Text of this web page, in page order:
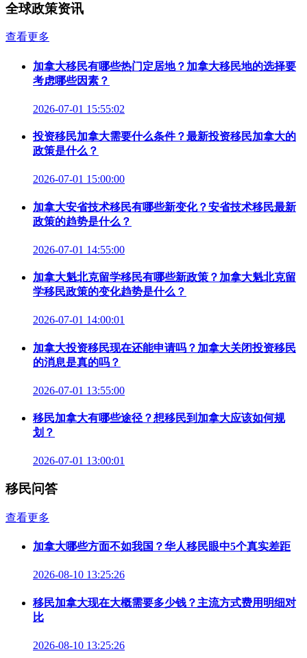
全球政策资讯
查看更多
加拿大移民有哪些热门定居地？加拿大移民地的选择要
考虑哪些因素？
2026-07-01 15:55:02
投资移民加拿大需要什么条件？最新投资移民加拿大的
政策是什么？
2026-07-01 15:00:00
加拿大安省技术移民有哪些新变化？安省技术移民最新
政策的趋势是什么？
2026-07-01 14:55:00
加拿大魁北克留学移民有哪些新政策？加拿大魁北克留
学移民政策的变化趋势是什么？
2026-07-01 14:00:01
加拿大投资移民现在还能申请吗？加拿大关闭投资移民
的消息是真的吗？
2026-07-01 13:55:00
移民加拿大有哪些途径？想移民到加拿大应该如何规
划？
2026-07-01 13:00:01
移民问答
查看更多
加拿大哪些方面不如我国？华人移民眼中5个真实差距
2026-08-10 13:25:26
移民加拿大现在大概需要多少钱？主流方式费用明细对
比
2026-08-10 13:25:26